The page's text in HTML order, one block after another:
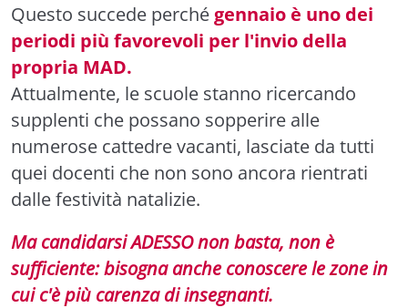
Questo succede perché gennaio è uno dei
periodi più favorevoli per l'invio della
propria MAD.
Attualmente, le scuole stanno ricercando
supplenti che possano sopperire alle
numerose cattedre vacanti, lasciate da tutti
quei docenti che non sono ancora rientrati
dalle festività natalizie.
Ma candidarsi ADESSO non basta, non è
sufficiente: bisogna anche conoscere le zone in
cui c'è più carenza di insegnanti.